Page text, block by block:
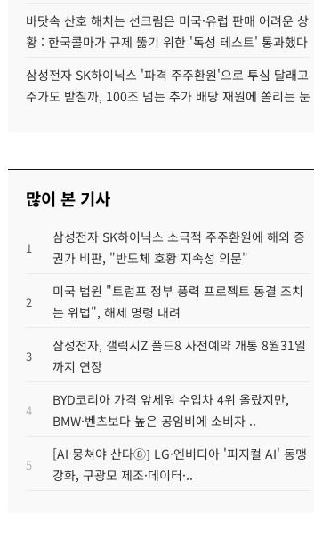
바닷속 산호 해치는 선크림은 미국·유럽 판매 어려운 상
황 : 한국콜마가 규제 뚫기 위한 '독성 테스트' 통과했다
삼성전자 SK하이닉스 '파격 주주환원'으로 투심 달래고
주가도 받칠까, 100조 넘는 추가 배당 재원에 쏠리는 눈
많이 본 기사
1
삼성전자 SK하이닉스 소극적 주주환원에 해외 증
권가 비판, "반도체 호황 지속성 의문"
2
미국 법원 "트럼프 정부 풍력 프로젝트 동결 조치
는 위법", 해제 명령 내려
3
삼성전자, 갤럭시Z 폴드8 사전예약 개통 8월31일
까지 연장
4
BYD코리아 가격 앞세워 수입차 4위 올랐지만,
BMW·벤츠보다 높은 공임비에 소비자 ..
5
[AI 뭉쳐야 산다⑧] LG·엔비디아 '피지컬 AI' 동맹
강화, 구광모 제조·데이터·..